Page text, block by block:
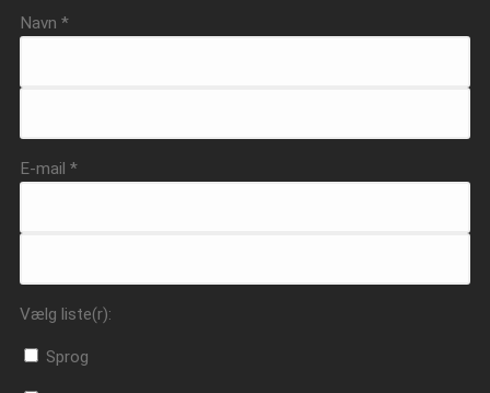
Navn *
E-mail *
Vælg liste(r):
Sprog